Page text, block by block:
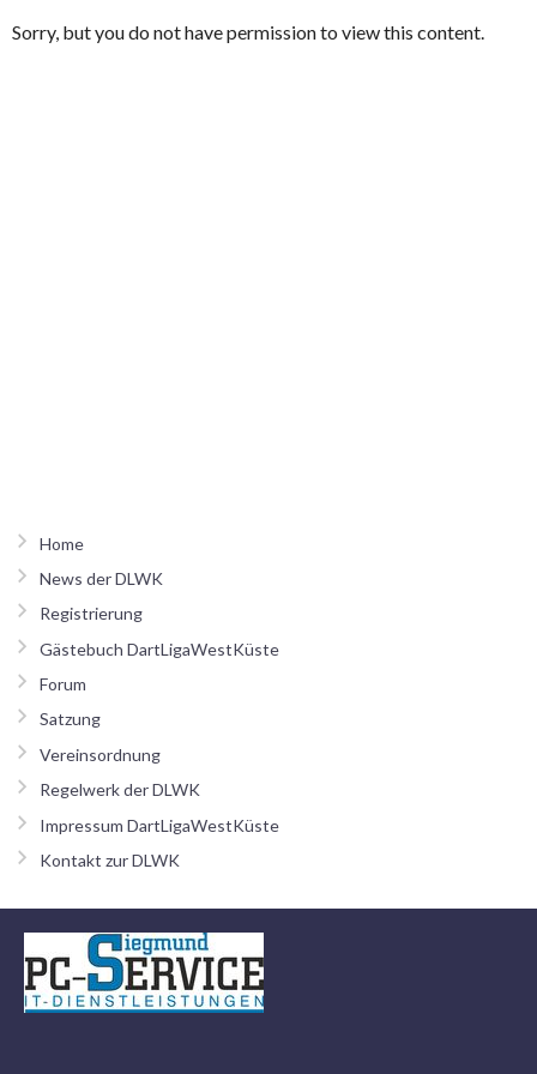
Sorry, but you do not have permission to view this content.
Home
News der DLWK
Registrierung
Gästebuch DartLigaWestKüste
Forum
Satzung
Vereinsordnung
Regelwerk der DLWK
Impressum DartLigaWestKüste
Kontakt zur DLWK